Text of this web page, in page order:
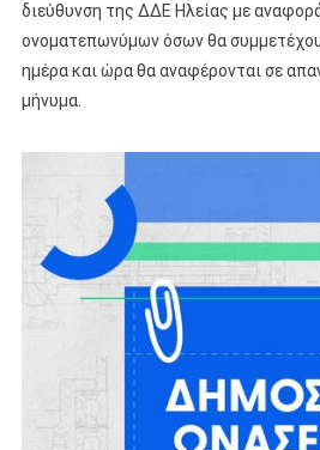
διεύθυνση της ΔΔΕ Ηλείας με
ονοματεπωνύμων όσων θα
ημέρα και ώρα θα αναφέρονται σε
μήνυμα.